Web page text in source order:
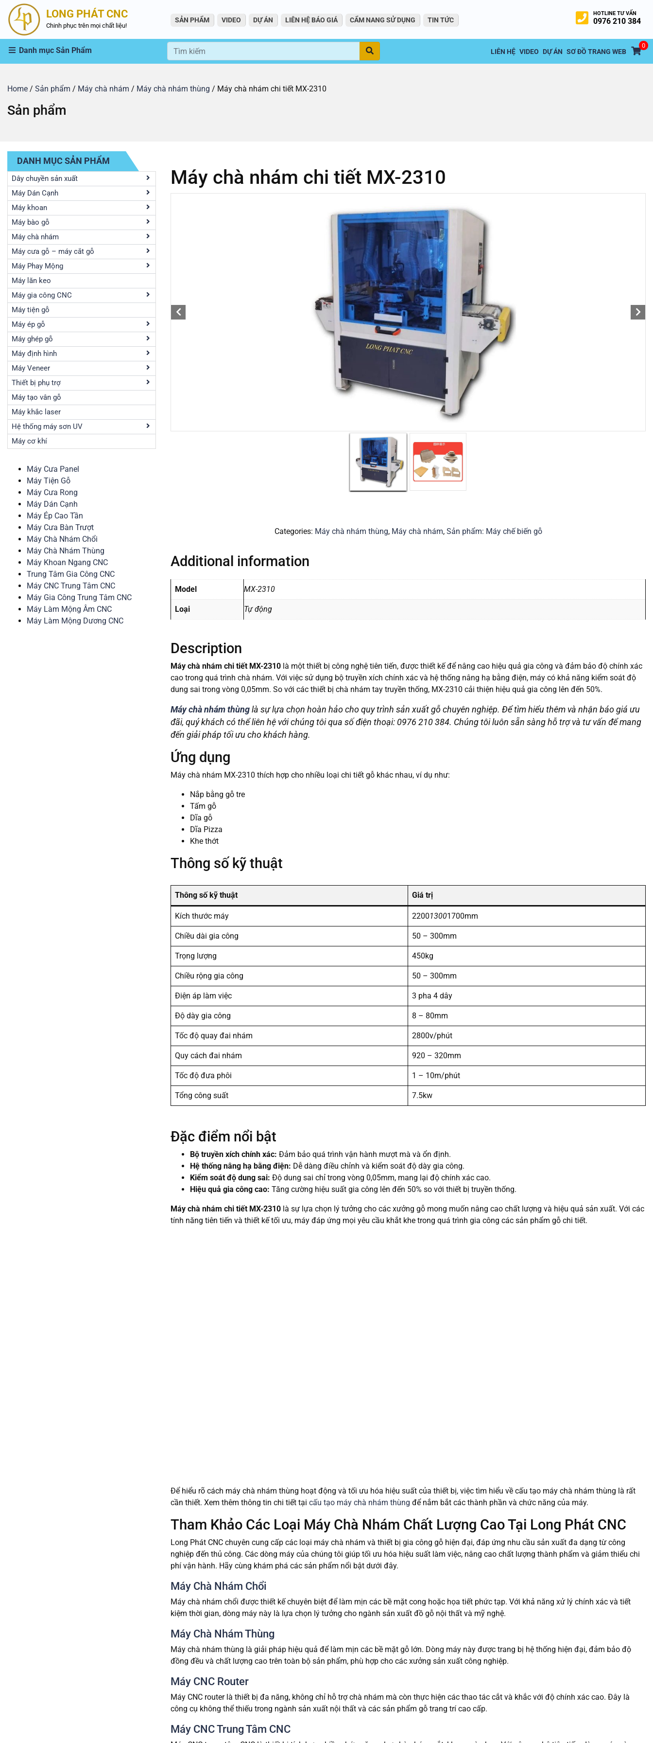
LONG PHÁT CNC
Chinh phục trên mọi chất liệu!
SẢN PHẨM VIDEO DỰ ÁN LIÊN HỆ BÁO GIÁ CẨM NANG SỬ DỤNG TIN TỨC
HOTLINE TƯ VẤN
0976 210 384
Danh mục Sản Phẩm Tìm LIÊN HỆ VIDEO DỰ ÁN SƠ ĐỒ TRANG WEB
0
Home / Sản phẩm / Máy chà nhám / Máy chà nhám thùng / Máy chà nhám chi tiết MX-2310
Sản phẩm
DANH MỤC SẢN PHẨM
Dây chuyền sản xuất
Máy Dán Cạnh
Máy khoan
Máy bào gỗ
Máy chà nhám
Máy cưa gỗ – máy cắt gỗ
Máy Phay Mộng
Máy lăn keo
Máy gia công CNC
Máy tiện gỗ
Máy ép gỗ
Máy ghép gỗ
Máy định hình
Máy Veneer
Thiết bị phụ trợ
Máy tạo vân gỗ
Máy khắc laser
Hệ thống máy sơn UV
Máy cơ khí
Máy Cưa Panel
Máy Tiện Gỗ
Máy Cưa Rong
Máy Dán Cạnh
Máy Ép Cao Tần
Máy Cưa Bàn Trượt
Máy Chà Nhám Chổi
Máy Chà Nhám Thùng
Máy Khoan Ngang CNC
Trung Tâm Gia Công CNC
Máy CNC Trung Tâm CNC
Máy Gia Công Trung Tâm CNC
Máy Làm Mộng Âm CNC
Máy Làm Mộng Dương CNC
Máy chà nhám chi tiết MX-2310
Categories: Máy chà nhám thùng, Máy chà nhám, Sản phẩm: Máy chế biến gỗ
Description
Máy chà nhám chi tiết MX-2310 là một thiết bị công nghệ tiên tiến, được thiết kế để nâng cao hiệu quả gia công và đảm bảo độ chính xác
cao trong quá trình chà nhám. Với việc sử dụng bộ truyền xích chính xác và hệ thống nâng hạ bằng điện, máy có khả năng kiểm soát độ
dung sai trong vòng 0,05mm. So với các thiết bị chà nhám tay truyền thống, MX-2310 cải thiện hiệu quả gia công lên đến 50%.
Máy chà nhám thùng là sự lựa chọn hoàn hảo cho quy trình sản xuất gỗ chuyên nghiệp. Để tìm hiểu thêm và nhận báo giá ưu
đãi, quý khách có thể liên hệ với chúng tôi qua số điện thoại: 0976 210 384. Chúng tôi luôn sẵn sàng hỗ trợ và tư vấn để mang
đến giải pháp tối ưu cho khách hàng.
Ứng dụng
Máy chà nhám MX-2310 thích hợp cho nhiều loại chi tiết gỗ khác nhau, ví dụ như:
Nắp bằng gỗ tre
Tấm gỗ
Dĩa gỗ
Dĩa Pizza
Khe thớt
Thông số kỹ thuật
Thông số kỹ thuật Giá trị
Kích thước máy 220013001700mm
Chiều dài gia công 50 – 300mm
Trọng lượng 450kg
Chiều rộng gia công 50 – 300mm
Điện áp làm việc 3 pha 4 dây
Độ dày gia công 8 – 80mm
Tốc độ quay đai nhám 2800v/phút
Quy cách đai nhám 920 – 320mm
Tốc độ đưa phôi 1 – 10m/phút
Tổng công suất 7.5kw
Đặc điểm nổi bật
Bộ truyền xích chính xác: Đảm bảo quá trình vận hành mượt mà và ổn định.
Hệ thống nâng hạ bằng điện: Dễ dàng điều chỉnh và kiểm soát độ dày gia công.
Kiểm soát độ dung sai: Độ dung sai chỉ trong vòng 0,05mm, mang lại độ chính xác cao.
Hiệu quả gia công cao: Tăng cường hiệu suất gia công lên đến 50% so với thiết bị truyền thống.
Máy chà nhám chi tiết MX-2310 là sự lựa chọn lý tưởng cho các xưởng gỗ mong muốn nâng cao chất lượng và hiệu quả sản xuất. Với các
tính năng tiên tiến và thiết kế tối ưu, máy đáp ứng mọi yêu cầu khắt khe trong quá trình gia công các sản phẩm gỗ chi tiết.
Để hiểu rõ cách máy chà nhám thùng hoạt động và tối ưu hóa hiệu suất của thiết bị, việc tìm hiểu về cấu tạo máy chà nhám thùng là rất
cần thiết. Xem thêm thông tin chi tiết tại cấu tạo máy chà nhám thùng để nắm bắt các thành phần và chức năng của máy.
Tham Khảo Các Loại Máy Chà Nhám Chất Lượng Cao Tại Long Phát CNC
Long Phát CNC chuyên cung cấp các loại máy chà nhám và thiết bị gia công gỗ hiện đại, đáp ứng nhu cầu sản xuất đa dạng từ công
nghiệp đến thủ công. Các dòng máy của chúng tôi giúp tối ưu hóa hiệu suất làm việc, nâng cao chất lượng thành phẩm và giảm thiểu chi
phí vận hành. Hãy cùng khám phá các sản phẩm nổi bật dưới đây.
Máy Chà Nhám Chổi
Máy chà nhám chổi được thiết kế chuyên biệt để làm mịn các bề mặt cong hoặc họa tiết phức tạp. Với khả năng xử lý chính xác và tiết
kiệm thời gian, dòng máy này là lựa chọn lý tưởng cho ngành sản xuất đồ gỗ nội thất và mỹ nghệ.
Máy Chà Nhám Thùng
Máy chà nhám thùng là giải pháp hiệu quả để làm mịn các bề mặt gỗ lớn. Dòng máy này được trang bị hệ thống hiện đại, đảm bảo độ
đồng đều và chất lượng cao trên toàn bộ sản phẩm, phù hợp cho các xưởng sản xuất công nghiệp.
Máy CNC Router
Máy CNC router là thiết bị đa năng, không chỉ hỗ trợ chà nhám mà còn thực hiện các thao tác cắt và khắc với độ chính xác cao. Đây là
công cụ không thể thiếu trong ngành sản xuất nội thất và các sản phẩm gỗ trang trí cao cấp.
Máy CNC Trung Tâm CNC
Additional information
Model MX-2310
Loại Tự động